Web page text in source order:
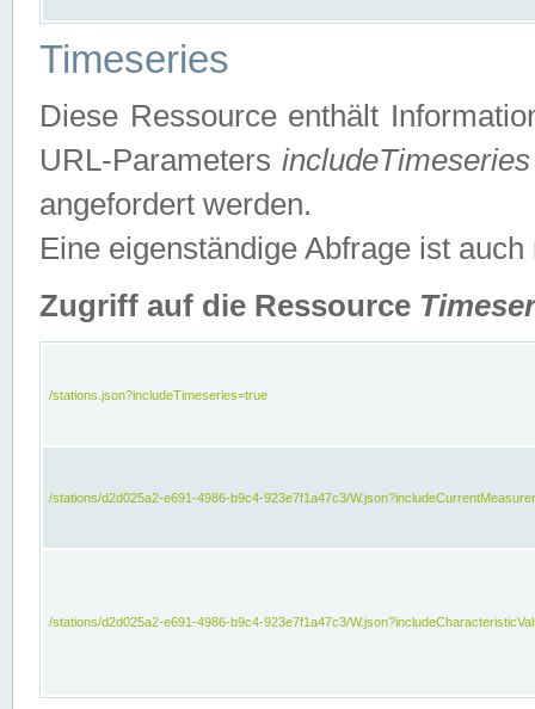
Timeseries
Diese Ressource enthält
URL-ParametersincludeTimeseries
angefordert werden.
Eine eigenständige Abfrage ist auch
Zugriff auf die Ressource
/stations.json?includeTimeseries=true
/stations/d2d025a2-e691-4986-b9c4-923e7f1a47c3/
/stations/d2d025a2-e691-4986-b9c4-923e7f1a47c3/